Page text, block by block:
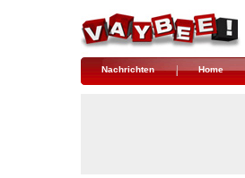
Nachrichten Home